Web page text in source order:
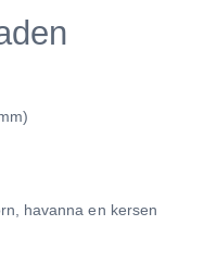
havanna en kersen